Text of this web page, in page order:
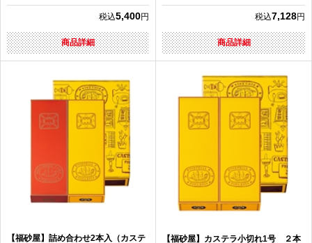
税込5,400円
商品詳細
税込7,128円
商品詳細
【福砂屋】詰め合わせ2本入（カステ
【福砂屋】カステラ小切れ1号 ２本